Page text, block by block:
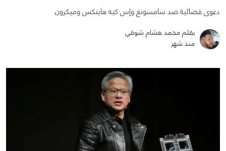
دعوى قضائية ضد سامسونغ وإس كيه هاينكس وميكرون
بقلم محمد هشام شوقي
منذ شهر